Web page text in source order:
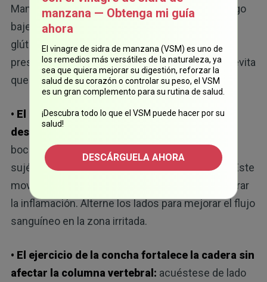
Mantenga la postura durante 30 segundos y luego
baje poco a poco. Este ejercicio fortalece los
glúteos, que son los músculos que absorben la
presión cuando se agacha o carga peso, lo que evita
que sobrecargue la columna vertebral.
• El estiramiento de rodilla al pecho
descomprime la columna lumbar:
boca arriba y lleve una rodilla hacia el pecho,
sujétela hasta que sienta un estiramiento leve. Este
movimiento alivia la tensión nerviosa sin empeorar
la inflamación. Alterne los lados para mejorar el flujo
sanguíneo en la zona irritada.
• El ejercicio de la concha fortalece la cadera sin
afectar la columna vertebral: acuéstese de lado
manzana — Obtenga mi guía
ahora
El vinagre de sidra de manzana (VSM) es uno de
los remedios más versátiles de la naturaleza, ya
sea que quiera mejorar su digestión, reforzar la
salud de su corazón o controlar su peso, el VSM
es un gran complemento para su rutina de salud.
¡Descubra todo lo que el VSM puede hacer por su
salud!
DESCÁRGUELA AHORA